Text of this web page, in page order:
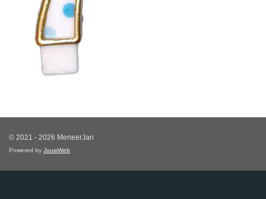
© 2021 - 2026 MeneerJan
Powered by JouwWeb